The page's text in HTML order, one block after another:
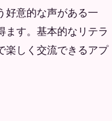
好意的な声がある一
ます。基本的なリテラ
楽しく交流できるアプ